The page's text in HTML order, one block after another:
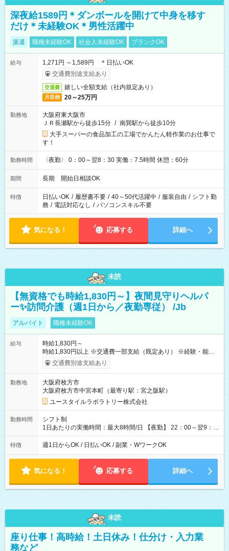
深夜給1589円＊ダンボールを開けて中身を移す
だけ＊未経験OK＊男性活躍中
派遣 職種未経験OK 社会人未経験OK ブランクOK
給与
1,271円 ～1,589円 ＊日払いOK
交通費別途支給あり
交通費 嬉しい全額支給（社内規定あり）
月収例 20～25万円
勤務地
大阪府東大阪市
ＪＲ長瀬駅から徒歩15分 / 南巽駅から徒歩10分
大手スーパーの食品加工の工場でかんたん軽作業のお仕事で
す！
勤務時間 〈夜勤〉 0：00～翌8：30 実働：7.5時間 休憩：60分
期間 長期 開始日相談OK
特徴 日払いOK / 履歴書不要 / 40～50代活躍中 / 服装自由 / シフト勤
務 / 電話対応なし / パソコンスキル不要
気になる！ 応募する 詳細へ
未読
【無資格でも時給1,830円～】夜間見守りヘルパ
ー✨訪問介護（週1日から／夜勤専従） /Jb
アルバイト 職種未経験OK
給与
時給1,830円～
時給1,830円以上 ※交通費一部支給（既定あり） ※経験・能力を
考慮して決定します 【収入例】 週1回勤務の場合：1,830円×8時
間×4回=5万8,560円 週3回勤務の場合：1,830円×8時間×12回
月 ※ 雇用形態と給与に、本採用時と異なる部分があります。 雇
用形態：本採用時と同じです。 給与：時給 1,610円以上
交通費別途支給あり
勤務地
大阪府枚方市
大阪府枚方市中宮本町（最寄り駅：宮之阪駅）
ユースタイルラボラトリー株式会社
勤務時間
シフト制
1日あたりの実働時間：最大8時間/日 【夜勤】 22：00～翌9：
00 ※週1日～OK ／ 夜勤専従 ＊＊ 勤務時間例 ＊＊ ■22時か
ら翌7時 ■23時から翌8時 ■24時から翌9時 など ※上記の時間
ます。 ※曜日固定（毎週同じ曜日での勤務となります）
特徴 週1日からOK / 日払いOK / 副業・WワークOK
気になる！ 応募する 詳細へ
未読
座り仕事！高時給！土日休み！仕分け・入力業
務など